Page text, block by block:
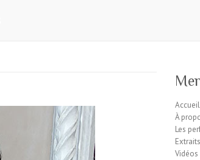
À
Les
Vidéos